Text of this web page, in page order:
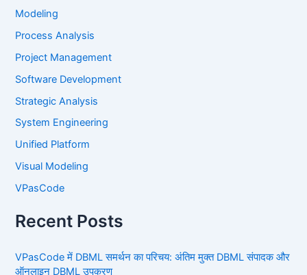
Modeling
Process Analysis
Project Management
Software Development
Strategic Analysis
System Engineering
Unified Platform
Visual Modeling
VPasCode
Recent Posts
VPasCode में DBML समर्थन का परिचय: अंतिम मुक्त DBML संपादक और
ऑनलाइन DBML उपकरण